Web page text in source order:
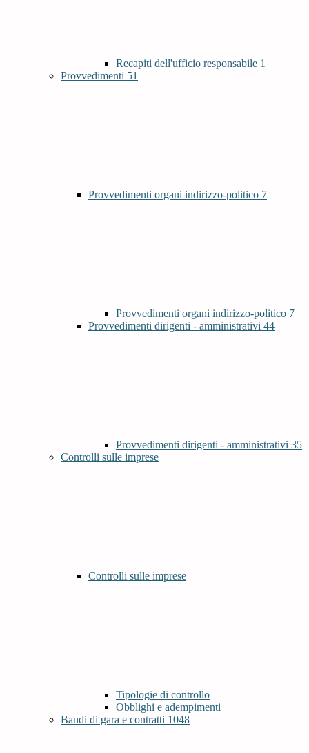
Recapiti dell'ufficio responsabile 1
Provvedimenti 51
Provvedimenti organi indirizzo-politico 7
Provvedimenti organi indirizzo-politico 7
Provvedimenti dirigenti - amministrativi 44
Provvedimenti dirigenti - amministrativi 35
Controlli sulle imprese
Controlli sulle imprese
Tipologie di controllo
Obblighi e adempimenti
Bandi di gara e contratti 1048